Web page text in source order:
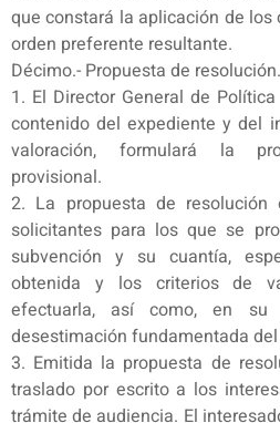
que constará la aplicación de
orden preferente resultante.
Décimo.- Propuesta de resolución.
1. El Director General de
contenido del expediente y del
valoración, formulará la
provisional.
2. La propuesta de resolución
solicitantes para los que se
subvención y su cuantía,
obtenida y los criterios de
efectuarla, así como, en su
desestimación fundamentada
3. Emitida la propuesta de
traslado por escrito a los
trámite de audiencia. El